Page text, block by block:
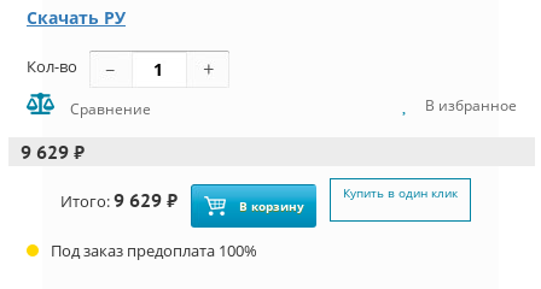
Скачать РУ
Кол-во
Сравнение В избранное
9 629 ₽
Итого:9 629 ₽ В корзину
Купить в один клик
Под заказ предоплата 100%